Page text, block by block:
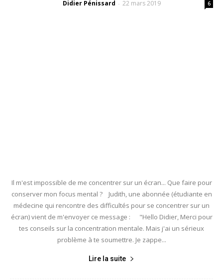
Didier Pénissard - 22 mars 2019 6
Il m'est impossible de me concentrer sur un écran... Que faire pour
conserver mon focus mental ? Judith, une abonnée (étudiante en
médecine qui rencontre des difficultés pour se concentrer sur un
écran) vient de m'envoyer ce message : "Hello Didier, Merci pour
tes conseils sur la concentration mentale. Mais j'ai un sérieux
problème à te soumettre. Je zappe...
Lire la suite